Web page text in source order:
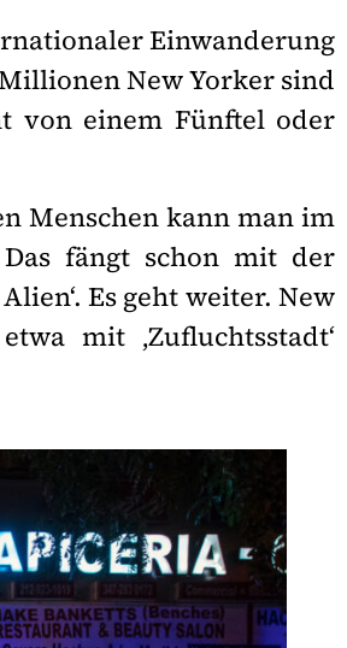
Einwanderung
New Yorker sind
von einem Fünftel oder
Menschen kann man im
fängt schon mit der
Es geht weiter. New
mit ‚Zufluchtsstadt‘